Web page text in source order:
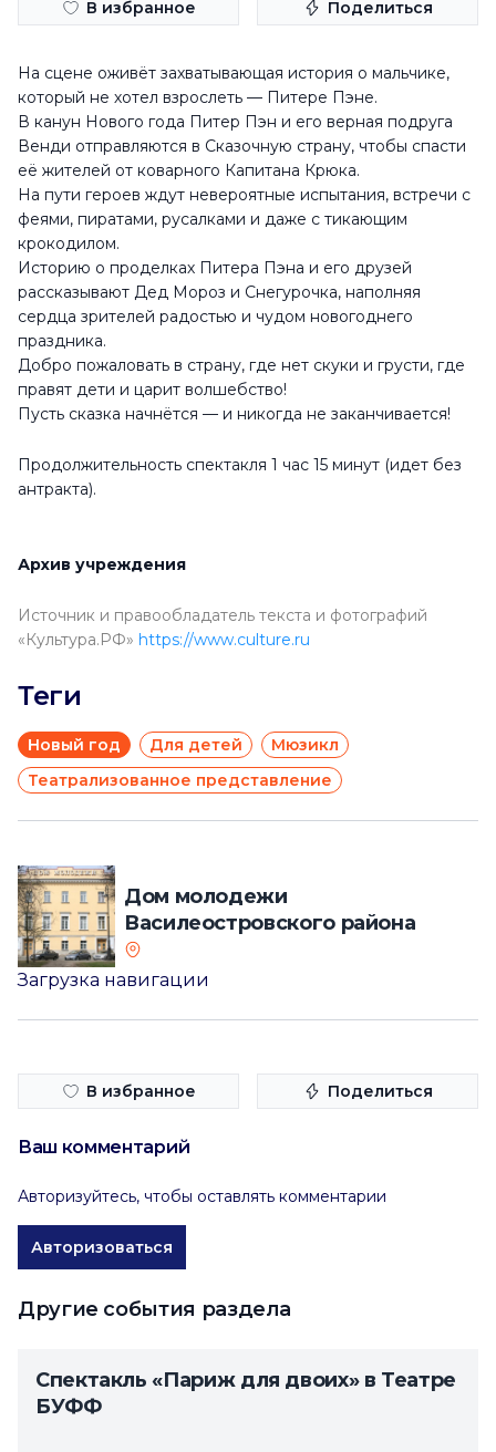
В избранное Поделиться
На сцене оживёт захватывающая история о мальчике,
который не хотел взрослеть — Питере Пэне.
В канун Нового года Питер Пэн и его верная подруга
Венди отправляются в Сказочную страну, чтобы спасти
её жителей от коварного Капитана Крюка.
На пути героев ждут невероятные испытания, встречи с
феями, пиратами, русалками и даже с тикающим
крокодилом.
Историю о проделках Питера Пэна и его друзей
рассказывают Дед Мороз и Снегурочка, наполняя
сердца зрителей радостью и чудом новогоднего
праздника.
Добро пожаловать в страну, где нет скуки и грусти, где
правят дети и царит волшебство!
Пусть сказка начнётся — и никогда не заканчивается!
Продолжительность спектакля 1 час 15 минут (идет без
антракта).
Архив учреждения
Источник и правообладатель текста и фотографий
«Культура.РФ» https://www.culture.ru
Теги
Новый год Для детей
Мюзикл
Театрализованное представление
Дом молодежи
Василеостровского района
Загрузка навигации
В избранное Поделиться
Ваш комментарий
Авторизуйтесь, чтобы оставлять комментарии
Авторизоваться
Другие события раздела
Спектакль «Париж для двоих» в Театре
БУФФ